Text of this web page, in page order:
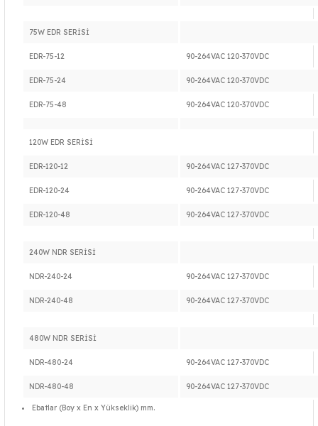
75W EDR SERİSİ
EDR-75-12 90-264VAC 120-370VDC
EDR-75-24 90-264VAC 120-370VDC
EDR-75-48 90-264VAC 120-370VDC
120W EDR SERİSİ
EDR-120-12 90-264VAC 127-370VDC
EDR-120-24 90-264VAC 127-370VDC
EDR-120-48 90-264VAC 127-370VDC
240W NDR SERİSİ
NDR-240-24 90-264VAC 127-370VDC
NDR-240-48 90-264VAC 127-370VDC
480W NDR SERİSİ
NDR-480-24 90-264VAC 127-370VDC
NDR-480-48 90-264VAC 127-370VDC
Ebatlar (Boy x En x Yükseklik) mm.